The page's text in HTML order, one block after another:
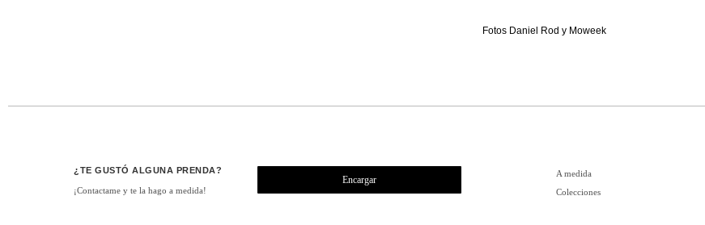
Fotos Daniel Rod y Moweek
¿TE GUSTÓ ALGUNA PRENDA?
¡Contactame y te la hago a medida!
Encargar
A medida
Colecciones